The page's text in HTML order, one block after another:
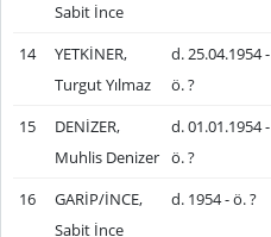
Sabit İnce
14
YETKİNER,
Turgut Yılmaz
d. 25.04.1954 -
ö. ?
15
DENİZER,
Muhlis Denizer
d. 01.01.1954 -
ö. ?
16
GARİP/İNCE,
Sabit İnce
d. 1954 - ö. ?